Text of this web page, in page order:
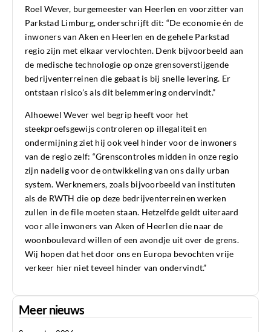
Roel Wever, burgemeester van Heerlen en voorzitter van
Parkstad Limburg, onderschrijft dit: “De economie én de
inwoners van Aken en Heerlen en de gehele Parkstad
regio zijn met elkaar vervlochten. Denk bijvoorbeeld aan
de medische technologie op onze grensoverstijgende
bedrijventerreinen die gebaat is bij snelle levering. Er
ontstaan risico’s als dit belemmering ondervindt.”
Alhoewel Wever wel begrip heeft voor het
steekproefsgewijs controleren op illegaliteit en
ondermijning ziet hij ook veel hinder voor de inwoners
van de regio zelf: “Grenscontroles midden in onze regio
zijn nadelig voor de ontwikkeling van ons daily urban
system. Werknemers, zoals bijvoorbeeld van instituten
als de RWTH die op deze bedrijventerreinen werken
zullen in de file moeten staan. Hetzelfde geldt uiteraard
voor alle inwoners van Aken of Heerlen die naar de
woonboulevard willen of een avondje uit over de grens.
Wij hopen dat het door ons en Europa bevochten vrije
verkeer hier niet teveel hinder van ondervindt.”
Meer nieuws